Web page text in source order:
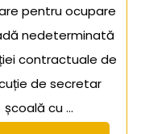
pentru ocupare
nedeterminată
contractuale de
de secretar
școală cu ...